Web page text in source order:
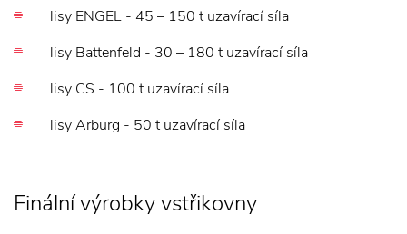
lisy ENGEL - 45 – 150 t uzavírací síla
lisy Battenfeld - 30 – 180 t uzavírací síla
lisy CS - 100 t uzavírací síla
lisy Arburg - 50 t uzavírací síla
Finální výrobky vstřikovny